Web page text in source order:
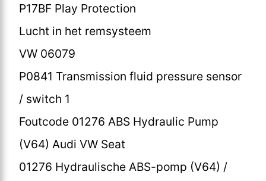
P17BF Play Protection
Lucht in het remsysteem
VW 06079
P0841 Transmission fluid pressure sensor
/ switch 1
Foutcode 01276 ABS Hydraulic Pump
(V64) Audi VW Seat
01276 Hydraulische ABS-pomp (V64) /